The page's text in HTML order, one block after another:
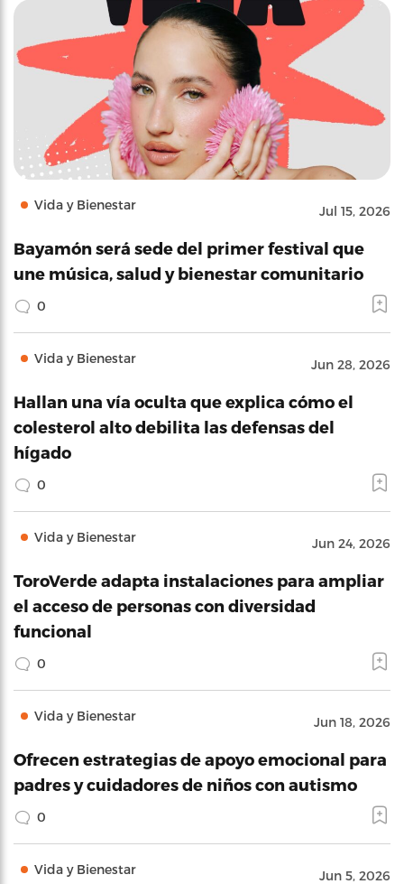
Vida y Bienestar Jul 15, 2026
Bayamón será sede del primer festival que
une música, salud y bienestar comunitario
0
Vida y Bienestar Jun 28, 2026
Hallan una vía oculta que explica cómo el
colesterol alto debilita las defensas del
hígado
0
Vida y Bienestar Jun 24, 2026
ToroVerde adapta instalaciones para ampliar
el acceso de personas con diversidad
funcional
0
Vida y Bienestar Jun 18, 2026
Ofrecen estrategias de apoyo emocional para
padres y cuidadores de niños con autismo
0
Vida y Bienestar Jun 5, 2026